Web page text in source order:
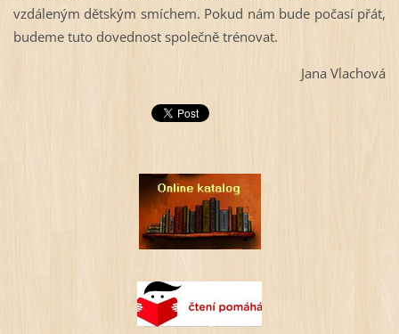
vzdáleným dětským smíchem. Pokud nám bude počasí přát,
budeme tuto dovednost společně trénovat.
Jana Vlachová